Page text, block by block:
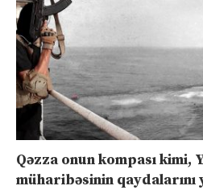
Qəzza onun kompası kimi,
müharibəsinin qaydalarını